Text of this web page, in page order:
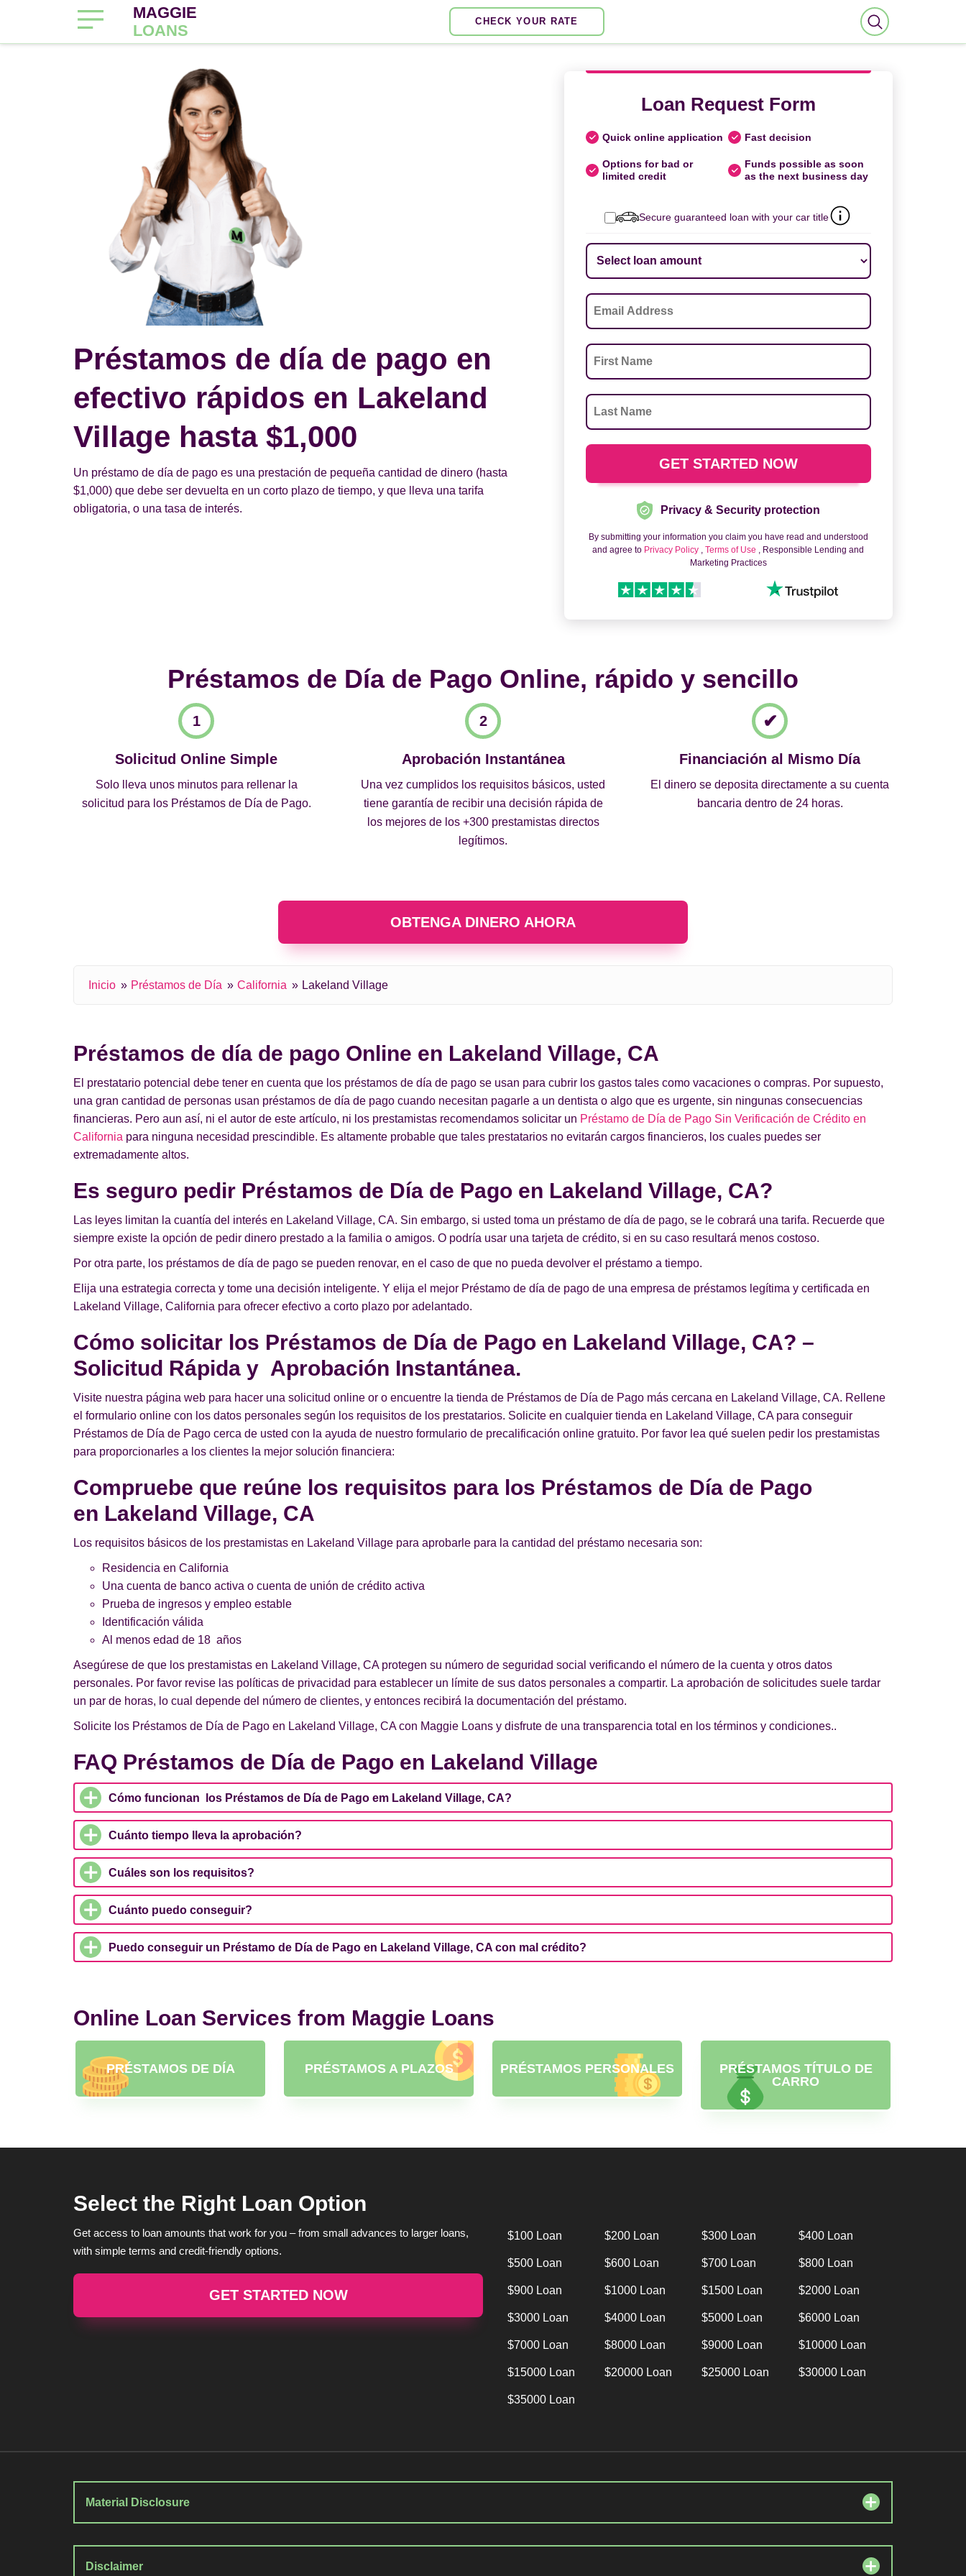
MAGGIE
LOANS
CHECK YOUR RATE
Préstamos de día de pago en
efectivo rápidos en Lakeland
Village hasta $1,000
Un préstamo de día de pago es una prestación de pequeña cantidad de dinero (hasta
$1,000) que debe ser devuelta en un corto plazo de tiempo, y que lleva una tarifa
obligatoria, o una tasa de interés.
Loan Request Form
Quick online application Fast decision
Options for bad or
limited credit
Funds possible as soon
as the next business day
Secure guaranteed loan with your car title
Privacy & Security protection
By submitting your information you claim you have read and understood
and agree to Privacy Policy ,Terms of Use , Responsible Lending and
Marketing Practices
Préstamos de Día de Pago Online, rápido y sencillo
Solicitud Online Simple
Solo lleva unos minutos para rellenar la
solicitud para los Préstamos de Día de Pago.
Aprobación Instantánea
Una vez cumplidos los requisitos básicos, usted
tiene garantía de recibir una decisión rápida de
los mejores de los +300 prestamistas directos
legítimos.
Financiación al Mismo Día
El dinero se deposita directamente a su cuenta
bancaria dentro de 24 horas.
OBTENGA DINERO AHORA
Inicio Préstamos de Día California Lakeland Village
Préstamos de día de pago Online en Lakeland Village, CA
El prestatario potencial debe tener en cuenta que los préstamos de día de pago se usan para cubrir los gastos tales como vacaciones o compras. Por supuesto,
una gran cantidad de personas usan préstamos de día de pago cuando necesitan pagarle a un dentista o algo que es urgente, sin ningunas consecuencias
financieras. Pero aun así, ni el autor de este artículo, ni los prestamistas recomendamos solicitar un Préstamo de Día de Pago Sin Verificación de Crédito en
California para ninguna necesidad prescindible. Es altamente probable que tales prestatarios no evitarán cargos financieros, los cuales puedes ser
extremadamente altos.
Es seguro pedir Préstamos de Día de Pago en Lakeland Village, CA?
Las leyes limitan la cuantía del interés en Lakeland Village, CA. Sin embargo, si usted toma un préstamo de día de pago, se le cobrará una tarifa. Recuerde que
siempre existe la opción de pedir dinero prestado a la familia o amigos. O podría usar una tarjeta de crédito, si en su caso resultará menos costoso.
Por otra parte, los préstamos de día de pago se pueden renovar, en el caso de que no pueda devolver el préstamo a tiempo.
Elija una estrategia correcta y tome una decisión inteligente. Y elija el mejor Préstamo de día de pago de una empresa de préstamos legítima y certificada en
Lakeland Village, California para ofrecer efectivo a corto plazo por adelantado.
Cómo solicitar los Préstamos de Día de Pago en Lakeland Village, CA? –
Solicitud Rápida y Aprobación Instantánea.
Visite nuestra página web para hacer una solicitud online or o encuentre la tienda de Préstamos de Día de Pago más cercana en Lakeland Village, CA. Rellene
el formulario online con los datos personales según los requisitos de los prestatarios. Solicite en cualquier tienda en Lakeland Village, CA para conseguir
Préstamos de Día de Pago cerca de usted con la ayuda de nuestro formulario de precalificación online gratuito. Por favor lea qué suelen pedir los prestamistas
para proporcionarles a los clientes la mejor solución financiera:
Compruebe que reúne los requisitos para los Préstamos de Día de Pago
en Lakeland Village, CA
Los requisitos básicos de los prestamistas en Lakeland Village para aprobarle para la cantidad del préstamo necesaria son:
Residencia en California
Una cuenta de banco activa o cuenta de unión de crédito activa
Prueba de ingresos y empleo estable
Identificación válida
Al menos edad de 18 años
Asegúrese de que los prestamistas en Lakeland Village, CA protegen su número de seguridad social verificando el número de la cuenta y otros datos
personales. Por favor revise las políticas de privacidad para establecer un límite de sus datos personales a compartir. La aprobación de solicitudes suele tardar
un par de horas, lo cual depende del número de clientes, y entonces recibirá la documentación del préstamo.
Solicite los Préstamos de Día de Pago en Lakeland Village, CA con Maggie Loans y disfrute de una transparencia total en los términos y condiciones..
FAQ Préstamos de Día de Pago en Lakeland Village
Cómo funcionan los Préstamos de Día de Pago em Lakeland Village, CA?
Cuánto tiempo lleva la aprobación?
Cuáles son los requisitos?
Cuánto puedo conseguir?
Puedo conseguir un Préstamo de Día de Pago en Lakeland Village, CA con mal crédito?
Online Loan Services from Maggie Loans
PRÉSTAMOS DE DÍA PRÉSTAMOS A PLAZOS PRÉSTAMOS PERSONALES
PRÉSTAMOS TÍTULO DE
CARRO
Select the Right Loan Option
Get access to loan amounts that work for you – from small advances to larger loans,
with simple terms and credit-friendly options.
GET STARTED NOW
$100 Loan $200 Loan $300 Loan $400 Loan
$500 Loan $600 Loan $700 Loan $800 Loan
$900 Loan $1000 Loan $1500 Loan $2000 Loan
$3000 Loan $4000 Loan $5000 Loan $6000 Loan
$7000 Loan $8000 Loan $9000 Loan $10000 Loan
$15000 Loan $20000 Loan $25000 Loan $30000 Loan
$35000 Loan
Material Disclosure
Disclaimer